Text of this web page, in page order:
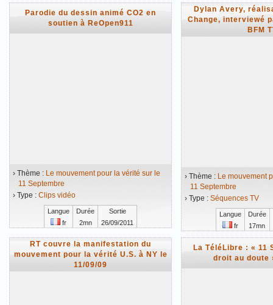
Vidéo mise en ligne le 24/08/2008 Vidéo mise en ligne
Parodie du dessin animé CO2 en
soutien à ReOpen911
› Thème : Le mouvement pour la vérité sur le
11 Septembre
› Type : Clips vidéo
Langue Durée
Sortie
fr
2mn 26/09/2011
Dylan Avery,
Change, interviewé
BFM
› Thème : Le mouvement
11 Septembre
› Type : Séquences TV
Langue
Durée
fr
17mn
Vidéo mise en ligne
RT couvre la manifestation du
mouvement pour la vérité U.S. à NY le
11/09/09
La TéléLibre : « 11
droit au doute